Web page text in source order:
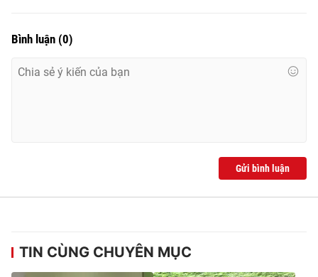
Bình luận (0)
Gửi bình luận
TIN CÙNG CHUYÊN MỤC